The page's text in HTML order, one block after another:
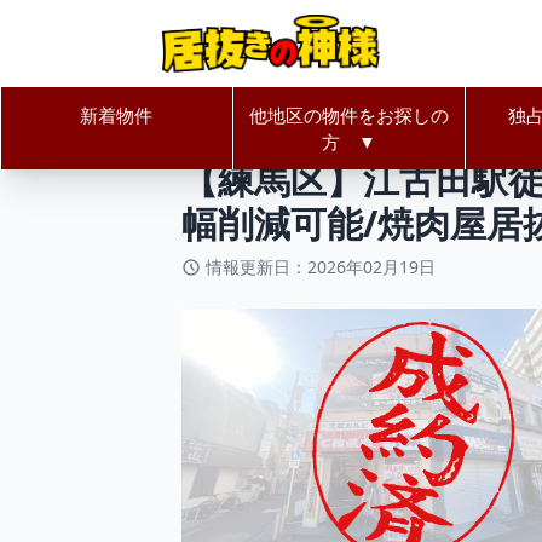
新着物件
他地区の物件をお探しの
方 ▼
独
居抜きの神様Home 東京都 練馬
【練馬区】江古田駅
幅削減可能/焼肉屋居
情報更新日：2026年02月19日